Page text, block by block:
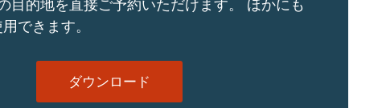
目的地を直接ご予約いただけます。 ほかにも
できます。
ダウンロード